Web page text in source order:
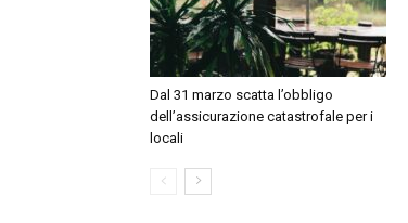
Dal 31 marzo scatta l’obbligo
dell’assicurazione catastrofale per i
locali